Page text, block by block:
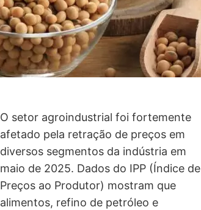
O setor agroindustrial foi fortemente
afetado pela retração de preços em
diversos segmentos da indústria em
maio de 2025. Dados do IPP (Índice de
Preços ao Produtor) mostram que
alimentos, refino de petróleo e